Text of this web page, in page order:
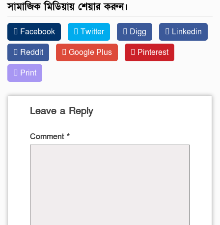
সামাজিক মিডিয়ায় শেয়ার করুন।
Facebook Twitter Digg
Linkedin
Reddit
Google Plus
Pinterest
Print
Leave a Reply
Comment *